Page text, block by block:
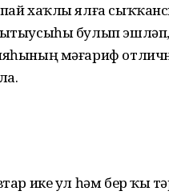
хаҡлы ялға
булып эшләп,
мәғариф
ике ул һәм бер ҡыҙ